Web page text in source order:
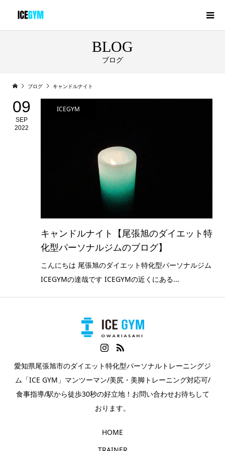
BLOG
ブログ
ブログ キャンドルナイト
09
SEP
2022
ICEGYM
キャンドルナイト【尾張旭のダイエット特
化型パーソナルジムのブログ】
こんにちは 尾張旭のダイエット特化型パーソナルジム
ICEGYMの達哉です ICEGYMの近くにある...
愛知県尾張旭市のダイエット特化型パーソナルトレーニングジ
ム「ICE GYM」マンツーマン/美尻・美脚トレーニング対応可/
食事指導/駅から徒歩30秒の好立地！お問い合わせお待ちして
おります。
HOME